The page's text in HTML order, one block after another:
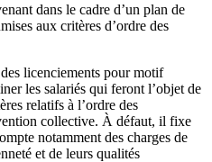
dans le cadre d’un plan de
aux critères d’ordre des
licenciements pour motif
les salariés qui feront l’objet de
relatifs à l’ordre des
collective. À défaut, il fixe
notamment des charges de
et de leurs qualités